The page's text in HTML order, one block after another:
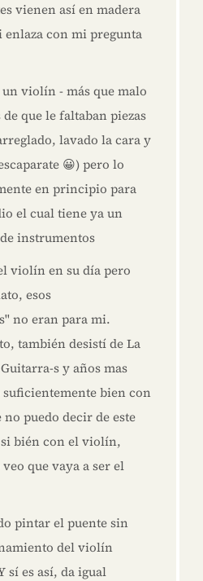
vienen así en madera
enlaza con mi pregunta
violín - más que malo
que le faltaban piezas
lavado la cara y
😀) pero lo
en principio para
el cual tiene ya un
instrumentos
violín en su día pero
esos
no eran para mi.
también desistí de La
s y años mas
bien con
puedo decir de este
si bién con el violín,
que vaya a ser el
pintar el puente sin
del violín
sí es así, da igual